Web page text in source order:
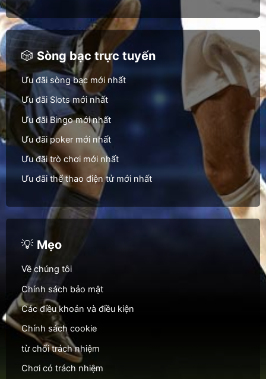
🎲Sòng bạc trực tuyến
Ưu đãi sòng bạc mới nhất
Ưu đãi Slots mới nhất
Ưu đãi Bingo mới nhất
Ưu đãi poker mới nhất
Ưu đãi trò chơi mới nhất
Ưu đãi thể thao điện tử mới nhất
💡 Mẹo
Về chúng tôi
Chính sách bảo mật
Các điều khoản và điều kiện
Chính sách cookie
từ chối trách nhiệm
Chơi có trách nhiệm